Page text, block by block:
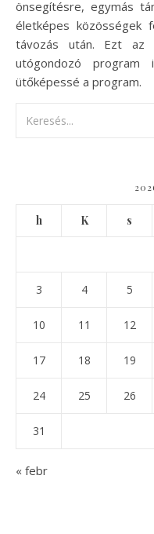
önsegítésre, egymás
életképes közösségek
távozás után. Ezt
utógondozó
ütőképessé a program.
h K s
3 4 5
10 11 12
17 18 19
24 25 26
31
« febr